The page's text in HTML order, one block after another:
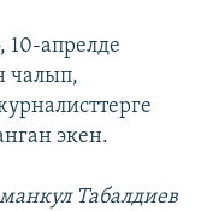
10-апрелде
чалып,
экен.
Табалдиев